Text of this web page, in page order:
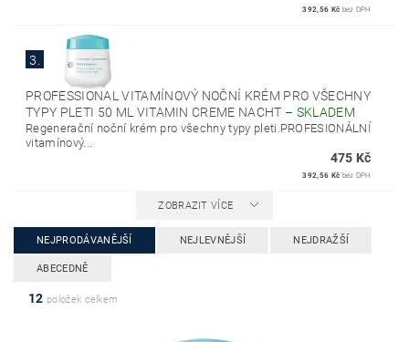
392,56 Kč bez DPH
3.
PROFESSIONAL VITAMÍNOVÝ NOČNÍ KRÉM PRO VŠECHNY
TYPY PLETI 50 ML VITAMIN CREME NACHT – SKLADEM
Regenerační noční krém pro všechny typy pleti.PROFESIONÁLNÍ
vitamínový...
475 Kč
392,56 Kč bez DPH
ZOBRAZIT VÍCE
NEJPRODÁVANĚJŠÍ NEJLEVNĚJŠÍ NEJDRAŽŠÍ
ABECEDNĚ
12 položek celkem